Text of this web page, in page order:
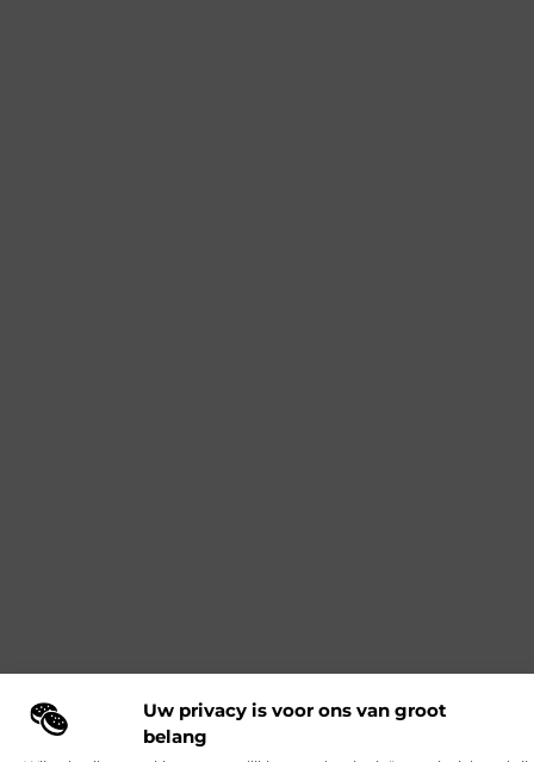
Uw privacy is voor ons van groot
belang